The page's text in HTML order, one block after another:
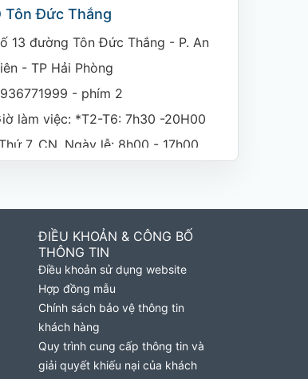
Tôn Đức Thắng
13 đường Tôn Đức Thắng - P. An
- TP Hải Phòng
- phím 2
làm việc: *T2-T6: 7h30 -20H00
7, CN, Ngày lễ: 8h00 - 17h00
MobiFone Phường Nguyệt
169 Võ Nguyên Giáp, Khóm 9,
Phường Nguyệt Hóa, Tỉnh Vĩnh
Long. (Trụ sở cây xăng dầu Hậu
ĐIỀU KHOẢN & CÔNG BỐ
THÔNG TIN
Điều khoản sử dụng website
Hợp đồng mẫu
Chính sách bảo vệ thông tin
khách hàng
Quy trình cung cấp thông tin và
giải quyết khiếu nại của khách